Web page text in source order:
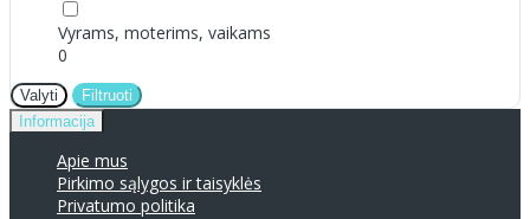
Vyrams, moterims, vaikams
0
Valyti
Filtruoti
Informacija
Apie mus
Pirkimo sąlygos ir taisyklės
Privatumo politika